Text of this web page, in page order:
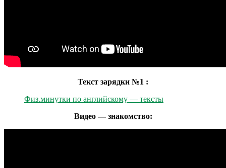
Текст зарядки №1 :
Физ.минутки по английскому — тексты
Видео — знакомство: